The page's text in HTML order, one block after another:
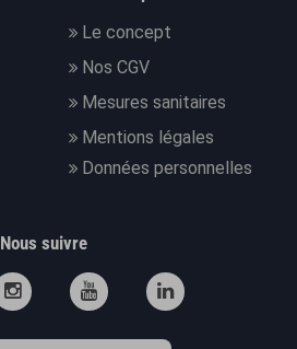
Le concept
Nos CGV
Mesures sanitaires
Mentions légales
Données personnelles
Nous suivre